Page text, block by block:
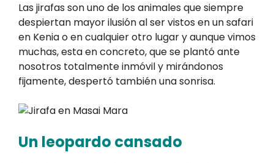
Las jirafas son uno de los animales que siempre
despiertan mayor ilusión al ser vistos en un safari
en Kenia o en cualquier otro lugar y aunque vimos
muchas, esta en concreto, que se plantó ante
nosotros totalmente inmóvil y mirándonos
fijamente, despertó también una sonrisa.
Un leopardo cansado